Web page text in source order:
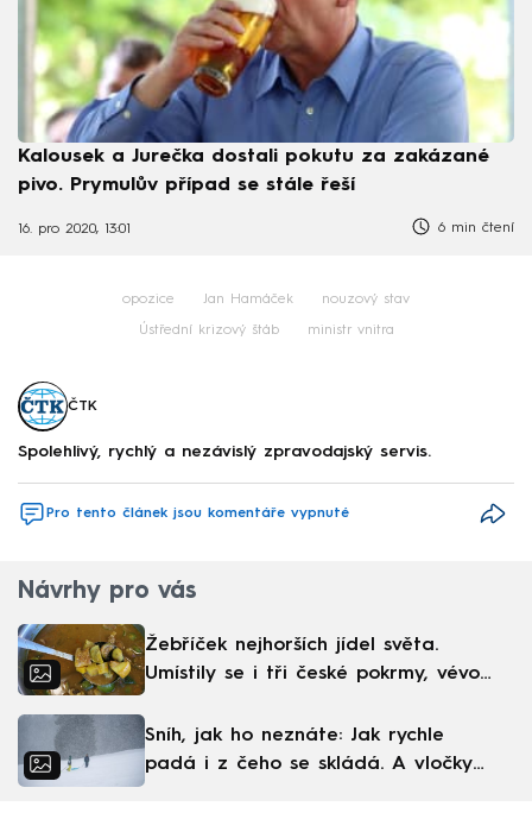
Kalousek a Jurečka dostali pokutu za zakázané
pivo. Prymulův případ se stále řeší
16. pro 2020, 13:01 6 min čtení
opozice Jan Hamáček nouzový stav
Ústřední krizový štáb ministr vnitra
ČTK
Spolehlivý, rychlý a nezávislý zpravodajský servis.
Pro tento článek jsou komentáře vypnuté
Návrhy pro vás
Žebříček nejhorších jídel světa.
Umístily se i tři české pokrmy, vévodí
Sníh, jak ho neznáte: Jak rychle
padá i z čeho se skládá. A vločky